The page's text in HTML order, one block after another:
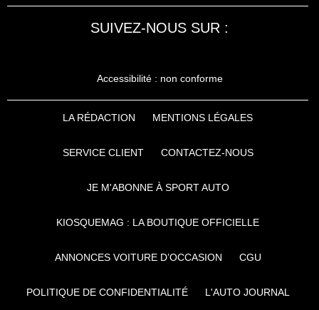
SUIVEZ-NOUS SUR :
Accessibilité : non conforme
LA RÉDACTION MENTIONS LÉGALES
SERVICE CLIENT CONTACTEZ-NOUS
JE M'ABONNE À SPORT AUTO
KIOSQUEMAG : LA BOUTIQUE OFFICIELLE
ANNONCES VOITURE D’OCCASION CGU
POLITIQUE DE CONFIDENTIALITÉ L'AUTO JOURNAL